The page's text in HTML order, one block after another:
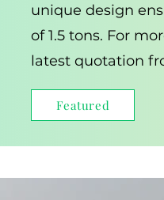
unique design
of 1.5 tons. For
latest quotation
Featured